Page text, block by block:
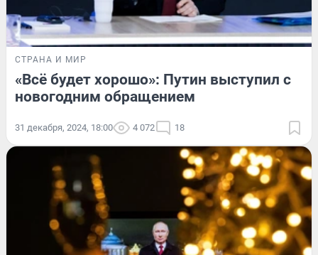
СТРАНА И МИР
«Всё будет хорошо»: Путин выступил с
новогодним обращением
31 декабря, 2024, 18:00 4 072 18